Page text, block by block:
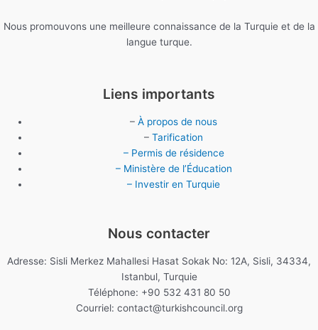
Nous promouvons une meilleure connaissance de la Turquie et de la
langue turque.
Liens importants
–À propos de nous
–Tarification
– Permis de résidence
– Ministère de l’Éducation
– Investir en Turquie
Nous contacter
Adresse: Sisli Merkez Mahallesi Hasat Sokak No: 12A, Sisli, 34334,
Istanbul, Turquie
Téléphone: +90 532 431 80 50
Courriel: contact@turkishcouncil.org